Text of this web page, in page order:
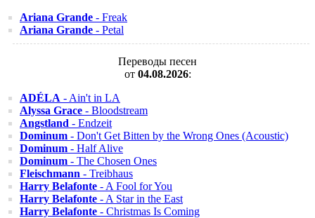
Ariana Grande - Freak
Ariana Grande - Petal
Переводы песен
от 04.08.2026:
ADÉLA - Ain't in LA
Alyssa Grace - Bloodstream
Angstland - Endzeit
Dominum - Don't Get Bitten by the Wrong Ones (Acoustic)
Dominum - Half Alive
Dominum - The Chosen Ones
Fleischmann - Treibhaus
Harry Belafonte - A Fool for You
Harry Belafonte - A Star in the East
Harry Belafonte - Christmas Is Coming